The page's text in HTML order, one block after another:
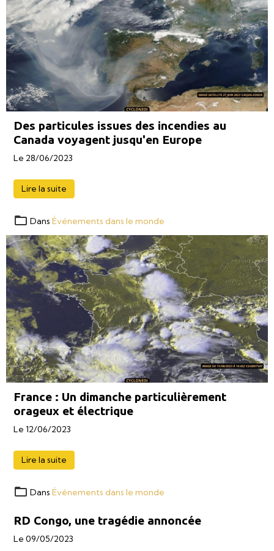
Des particules issues des incendies au
Canada voyagent jusqu'en Europe
Le 28/06/2023
Lire la suite
Dans Événements dans le monde
France : Un dimanche particulièrement
orageux et électrique
Le 12/06/2023
Lire la suite
Dans Événements dans le monde
RD Congo, une tragédie annoncée
Le 09/05/2023